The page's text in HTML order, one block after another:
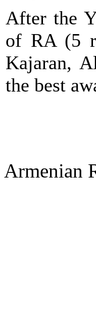
After the
of RA (5
Kajaran,
the best